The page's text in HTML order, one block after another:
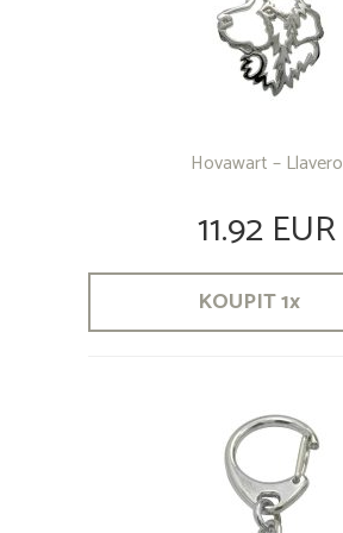
Hovawart – Llavero
11.92 EUR
KOUPIT1x